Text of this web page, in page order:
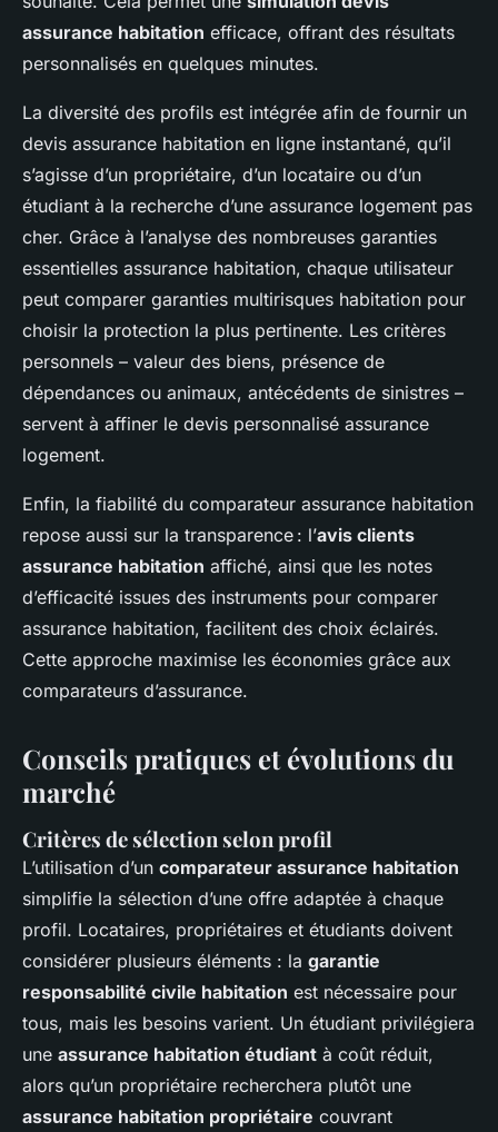
assurance habitation efficace, offrant des résultats
personnalisés en quelques minutes.
La diversité des profils est intégrée afin de fournir un
devis assurance habitation en ligne instantané, qu’il
s’agisse d’un propriétaire, d’un locataire ou d’un
étudiant à la recherche d’une assurance logement pas
cher. Grâce à l’analyse des nombreuses garanties
essentielles assurance habitation, chaque utilisateur
peut comparer garanties multirisques habitation pour
choisir la protection la plus pertinente. Les critères
personnels – valeur des biens, présence de
dépendances ou animaux, antécédents de sinistres –
servent à affiner le devis personnalisé assurance
logement.
Enfin, la fiabilité du comparateur assurance habitation
repose aussi sur la transparence : l’avis clients
assurance habitation affiché, ainsi que les notes
d’efficacité issues des instruments pour comparer
assurance habitation, facilitent des choix éclairés.
Cette approche maximise les économies grâce aux
comparateurs d’assurance.
Conseils pratiques et évolutions du
marché
Critères de sélection selon profil
L’utilisation d’un comparateur assurance habitation
simplifie la sélection d’une offre adaptée à chaque
profil. Locataires, propriétaires et étudiants doivent
considérer plusieurs éléments : la garantie
responsabilité civile habitation est nécessaire pour
tous, mais les besoins varient. Un étudiant privilégiera
une assurance habitation étudiant à coût réduit,
alors qu’un propriétaire recherchera plutôt une
assurance habitation propriétaire couvrant